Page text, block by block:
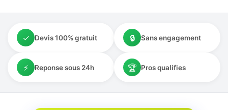
✓ Devis 100% gratuit 🔒 Sans engagement
⚡ Reponse sous 24h 🏆 Pros qualifies